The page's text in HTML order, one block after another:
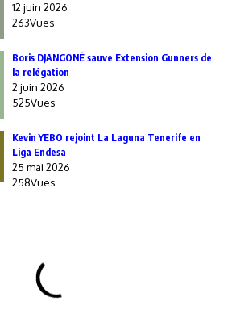
12 juin 2026
263Vues
Boris DJANGONÉ sauve Extension Gunners de
la relégation
2 juin 2026
525Vues
Kevin YEBO rejoint La Laguna Tenerife en
Liga Endesa
25 mai 2026
258Vues